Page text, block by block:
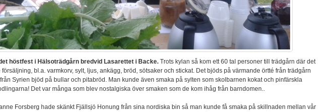
höstfest i Hälsoträdgårn bredvid Lasarettet i Backe. Trots kylan så kom ett 60 tal personer till trädgårn där det
bl.a. varmkorv, sylt, ljus, ankägg, bröd, sötsaker och stickat. Det bjöds på värmande örtté från trädgårn
Syrien bjöd på bullar och pitabröd. Man kunde även smaka på sylten som skolbarnen kokat och pinfärskla
Det var många som blev nostalgiska över smaken som de kom ihåg från barndomen..
Forsberg hade skänkt Fjällsjö Honung från sina nordiska bin så man kunde få smaka på skillnaden mellan vår